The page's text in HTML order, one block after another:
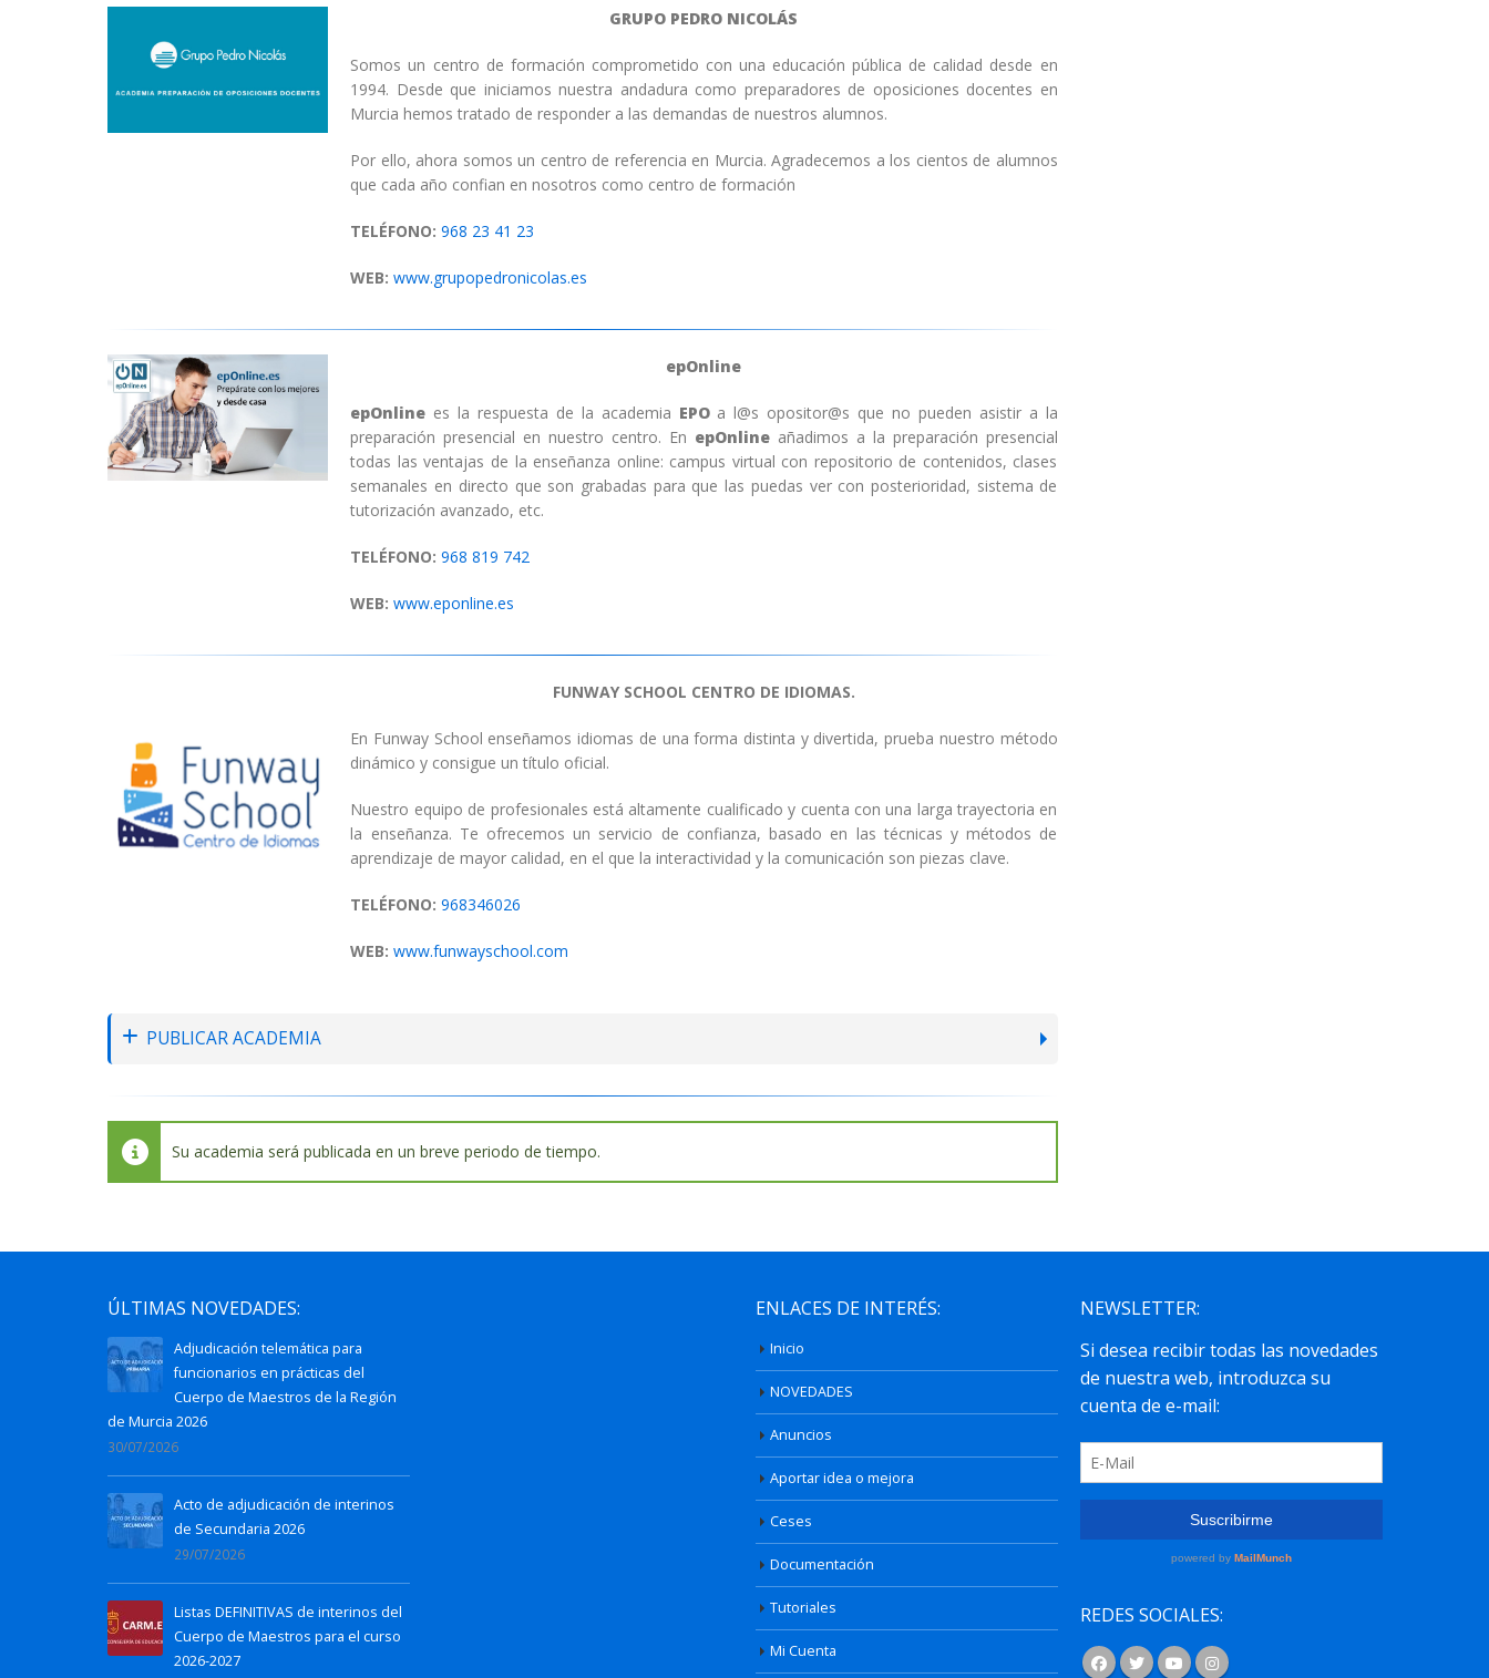
GRUPO PEDRO NICOLÁS
Somos un centro de formación comprometido con una educación pública de calidad desde en
1994. Desde que iniciamos nuestra andadura como preparadores de oposiciones docentes en
Murcia hemos tratado de responder a las demandas de nuestros alumnos.
Por ello, ahora somos un centro de referencia en Murcia. Agradecemos a los cientos de alumnos
que cada año confian en nosotros como centro de formación
TELÉFONO: 968 23 41 23
WEB:www.grupopedronicolas.es
epOnline
epOnline es la respuesta de la academia EPO a l@s opositor@s que no pueden asistir a la
preparación presencial en nuestro centro. En epOnline añadimos a la preparación presencial
todas las ventajas de la enseñanza online: campus virtual con repositorio de contenidos, clases
semanales en directo que son grabadas para que las puedas ver con posterioridad, sistema de
tutorización avanzado, etc.
TELÉFONO: 968 819 742
WEB: www.eponline.es
FUNWAY SCHOOL CENTRO DE IDIOMAS.
En Funway School enseñamos idiomas de una forma distinta y divertida, prueba nuestro método
dinámico y consigue un título oficial.
Nuestro equipo de profesionales está altamente cualificado y cuenta con una larga trayectoria en
la enseñanza. Te ofrecemos un servicio de confianza, basado en las técnicas y métodos de
aprendizaje de mayor calidad, en el que la interactividad y la comunicación son piezas clave.
TELÉFONO: 968346026
WEB: www.funwayschool.com
PUBLICAR ACADEMIA
Su academia será publicada en un breve periodo de tiempo.
ÚLTIMAS NOVEDADES:
Adjudicación telemática para
funcionarios en prácticas del
Cuerpo de Maestros de la Región
de Murcia 2026
30/07/2026
Acto de adjudicación de interinos
de Secundaria 2026
29/07/2026
Listas DEFINITIVAS de interinos del
Cuerpo de Maestros para el curso
2026-2027
ENLACES DE INTERÉS:
Inicio
NOVEDADES
Anuncios
Aportar idea o mejora
Ceses
Documentación
Tutoriales
Mi Cuenta
NEWSLETTER:
REDES SOCIALES: